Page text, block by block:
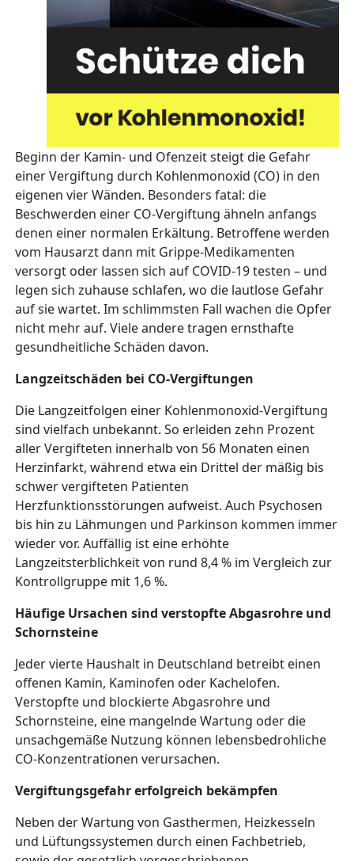
Beginn der Kamin- und Ofenzeit steigt die Gefahr
einer Vergiftung durch Kohlenmonoxid (CO) in den
eigenen vier Wänden. Besonders fatal: die
Beschwerden einer CO-Vergiftung ähneln anfangs
denen einer normalen Erkältung. Betroffene werden
vom Hausarzt dann mit Grippe-Medikamenten
versorgt oder lassen sich auf COVID-19 testen – und
legen sich zuhause schlafen, wo die lautlose Gefahr
auf sie wartet. Im schlimmsten Fall wachen die Opfer
nicht mehr auf. Viele andere tragen ernsthafte
gesundheitliche Schäden davon.
Langzeitschäden bei CO-Vergiftungen
Die Langzeitfolgen einer Kohlenmonoxid-Vergiftung
sind vielfach unbekannt. So erleiden zehn Prozent
aller Vergifteten innerhalb von 56 Monaten einen
Herzinfarkt, während etwa ein Drittel der mäßig bis
schwer vergifteten Patienten
Herzfunktionsstörungen aufweist. Auch Psychosen
bis hin zu Lähmungen und Parkinson kommen immer
wieder vor. Auffällig ist eine erhöhte
Langzeitsterblichkeit von rund 8,4 % im Vergleich zur
Kontrollgruppe mit 1,6 %.
Häufige Ursachen sind verstopfte Abgasrohre und
Schornsteine
Jeder vierte Haushalt in Deutschland betreibt einen
offenen Kamin, Kaminofen oder Kachelofen.
Verstopfte und blockierte Abgasrohre und
Schornsteine, eine mangelnde Wartung oder die
unsachgemäße Nutzung können lebensbedrohliche
CO-Konzentrationen verursachen.
Vergiftungsgefahr erfolgreich bekämpfen
Neben der Wartung von Gasthermen, Heizkesseln
und Lüftungssystemen durch einen Fachbetrieb,